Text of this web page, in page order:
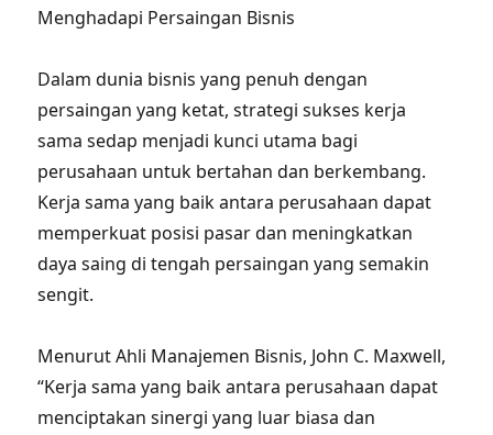
Menghadapi Persaingan Bisnis
Dalam dunia bisnis yang penuh dengan
persaingan yang ketat, strategi sukses kerja
sama sedap menjadi kunci utama bagi
perusahaan untuk bertahan dan berkembang.
Kerja sama yang baik antara perusahaan dapat
memperkuat posisi pasar dan meningkatkan
daya saing di tengah persaingan yang semakin
sengit.
Menurut Ahli Manajemen Bisnis, John C. Maxwell,
“Kerja sama yang baik antara perusahaan dapat
menciptakan sinergi yang luar biasa dan